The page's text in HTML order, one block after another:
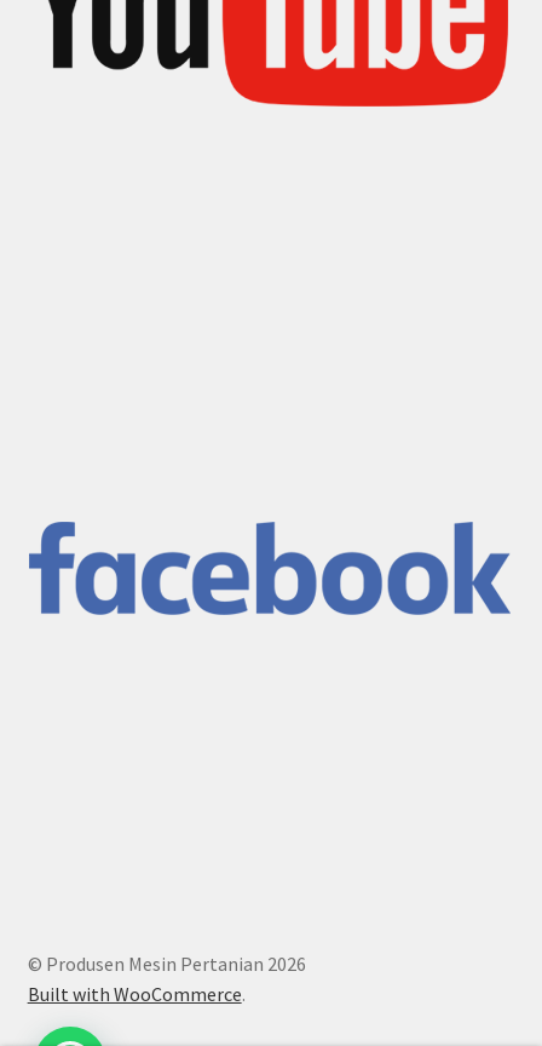
© Produsen Mesin Pertanian 2026
Built with WooCommerce.